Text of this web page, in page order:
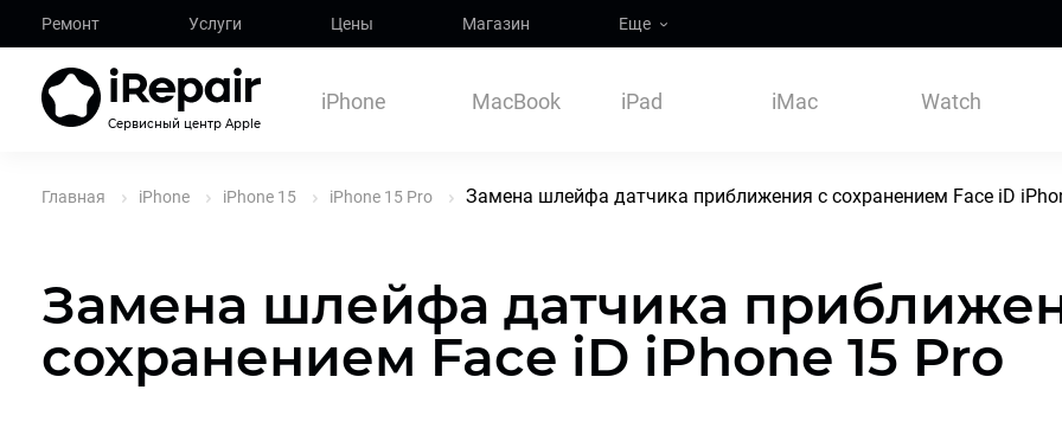
Ремонт Услуги Цены Магазин Еще
Сервисный центр Apple
iPhone MacBook iPad iMac Watch
Главная iPhone iPhone 15 iPhone 15 Pro Замена шлейфа датчика приближения с сохранением Face iD
Замена шлейфа датчика
сохранением Face iD iPhone 15 Pro